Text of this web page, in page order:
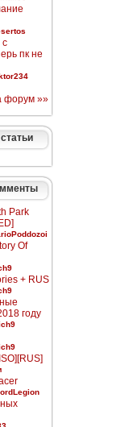
с
пк не
форум »»
Park
Of
+ RUS
году